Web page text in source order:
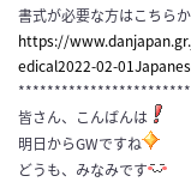
書式が必要な方はこちら
https://
edical2022-02-
皆さん、こんばんは
明日からGWですね
どうも、みなみです